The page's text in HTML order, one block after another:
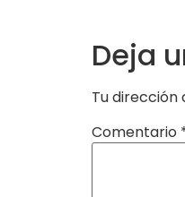
Deja
Tu
Comentario